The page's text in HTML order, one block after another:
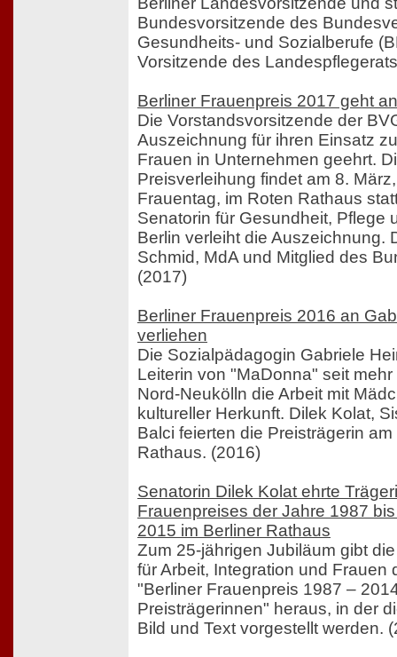
Bundesvorsitzende des
Gesundheits- und Sozialberufe
Vorsitzende des
Berliner Frauenpreis 2017 geht
Die Vorstandsvorsitzende der
Auszeichnung für ihren Einsatz
Frauen in Unternehmen geehrt.
Preisverleihung findet am 8.
Frauentag, im Roten Rathaus
Senatorin für Gesundheit, Pflege
Berlin verleiht die Auszeichnung.
Schmid, MdA und Mitglied des
(2017)
Berliner Frauenpreis 2016 an
verliehen
Die Sozialpädagogin Gabriele
Leiterin von "MaDonna" seit
Nord-Neukölln die Arbeit mit
kultureller Herkunft. Dilek Kolat,
Balci feierten die Preisträgerin
Rathaus. (2016)
Senatorin Dilek Kolat ehrte
Frauenpreises der Jahre 1987
2015 im Berliner Rathaus
Zum 25-jährigen Jubiläum gibt
für Arbeit, Integration und Frauen
"Berliner Frauenpreis 1987 –
Preisträgerinnen" heraus, in der
Bild und Text vorgestellt werden.